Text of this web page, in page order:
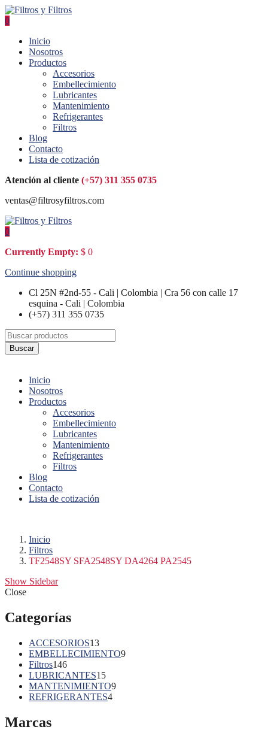
0
Inicio
Nosotros
Productos
Accesorios
Embellecimiento
Lubricantes
Mantenimiento
Refrigerantes
Filtros
Blog
Contacto
Lista de cotización
Atención al cliente (+57) 311 355 0735
ventas@filtrosyfiltros.com
0
Currently Empty: $ 0
Continue shopping
Cl 25N #2nd-55 - Cali | Colombia | Cra 56 con calle 17
esquina - Cali | Colombia
(+57) 311 355 0735
Buscar
Inicio
Nosotros
Productos
Accesorios
Embellecimiento
Lubricantes
Mantenimiento
Refrigerantes
Filtros
Blog
Contacto
Lista de cotización
Inicio
Filtros
TF2548SY SFA2548SY DA4264 PA2545
Show Sidebar
Close
Categorías
ACCESORIOS1313
productos
EMBELLECIMIENTO99
Filtros146146
productos
LUBRICANTES1515
productos
MANTENIMIENTO99
REFRIGERANTES44
Marcas